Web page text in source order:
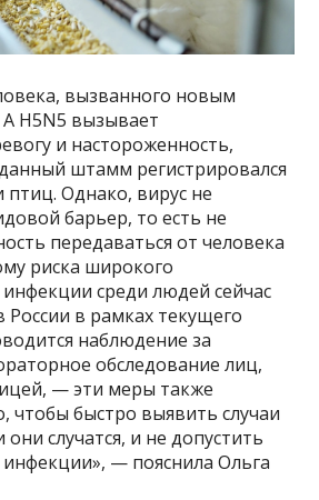
вызванного новым
H5N5 вызывает
и настороженность,
штамм регистрировался
птиц. Однако, вирус не
барьер, то есть не
передаваться от человека
риска широкого
среди людей сейчас
России в рамках текущего
наблюдение за
обследование лиц,
— эти меры также
чтобы быстро выявить случаи
они случатся, и не допустить
инфекции», — пояснила Ольга